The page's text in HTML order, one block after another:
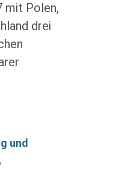
mit Polen,
drei
und